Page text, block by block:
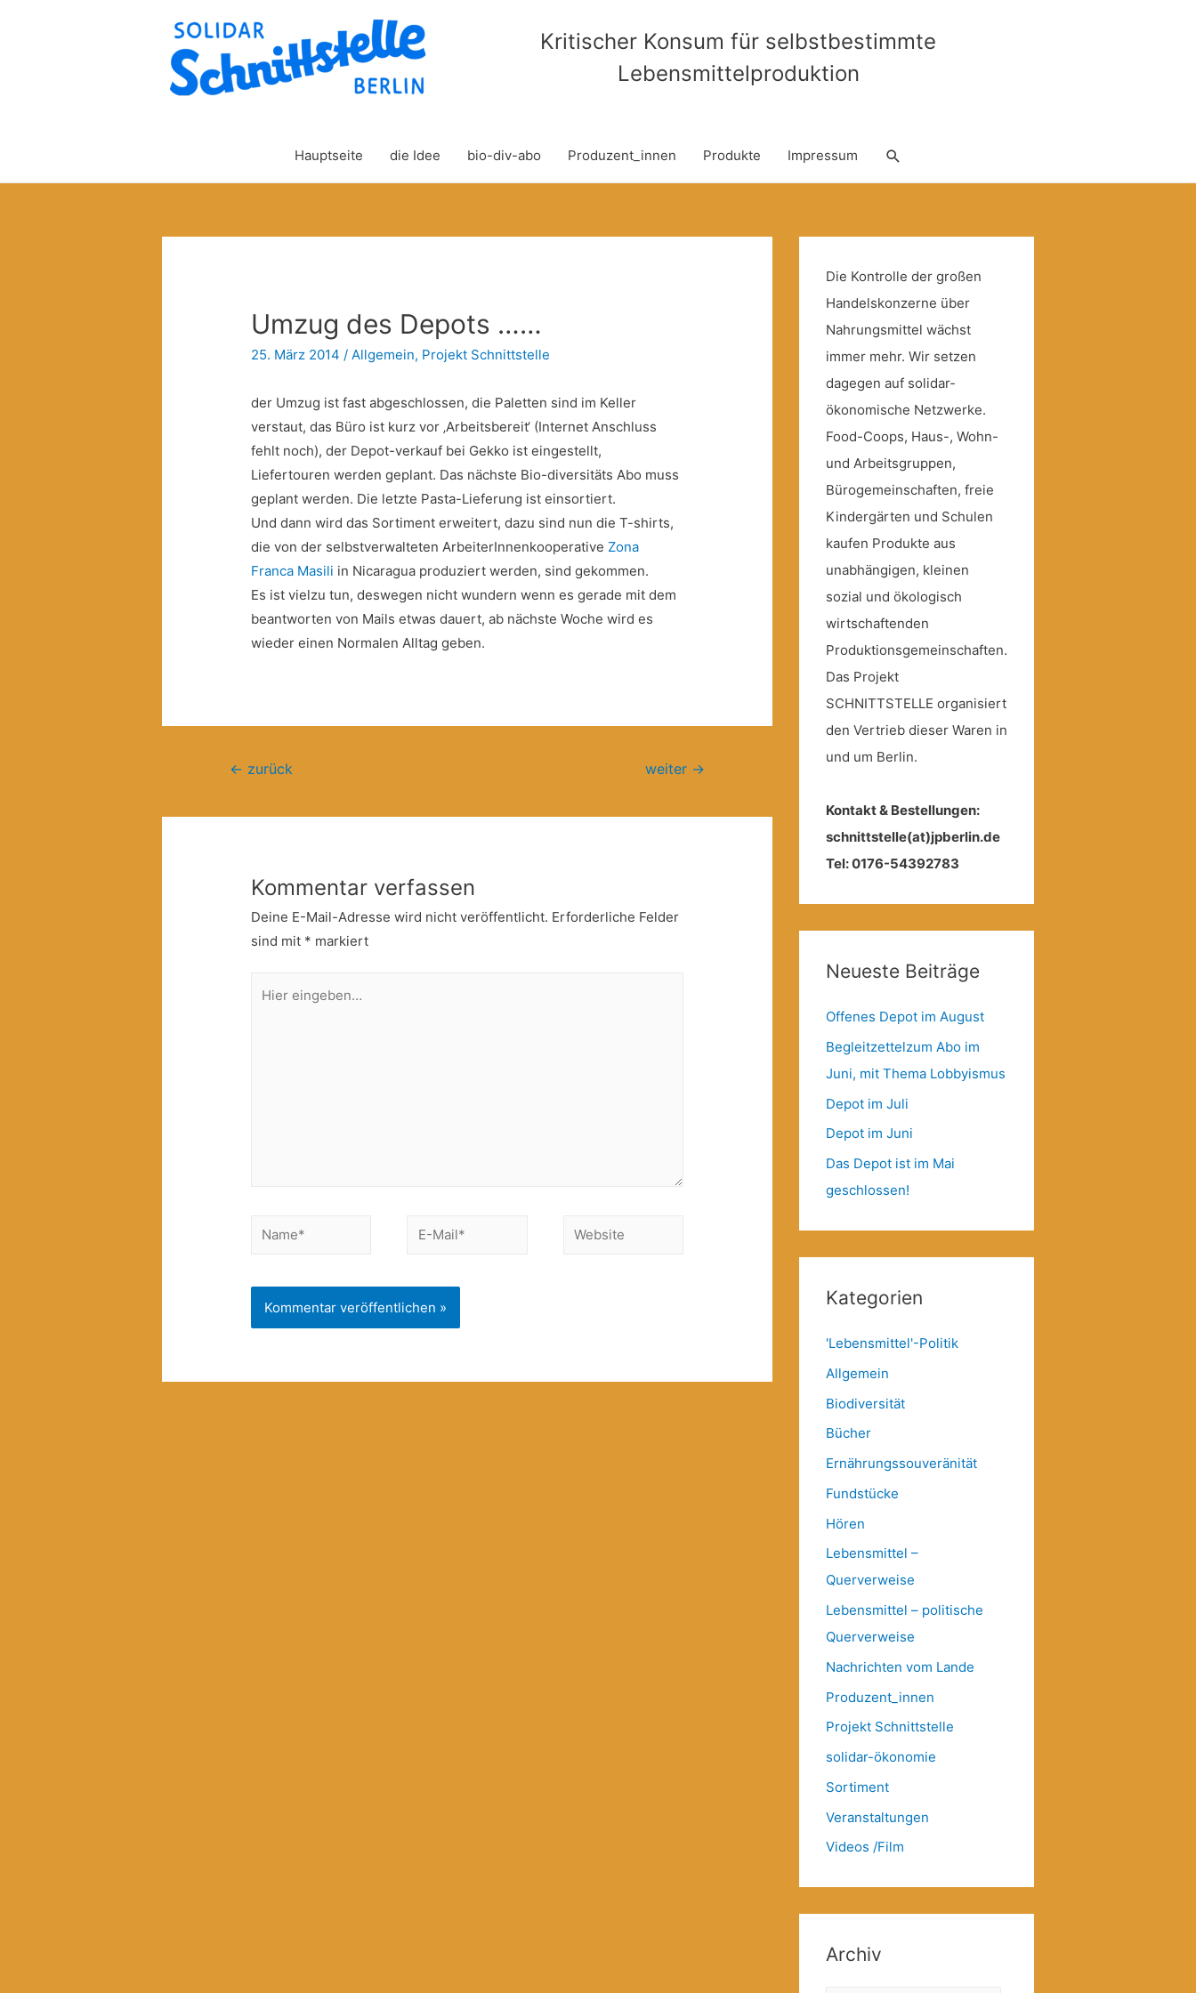
Kritischer Konsum für selbstbestimmte
Lebensmittelproduktion
Hauptseite die Idee bio-div-abo Produzent_innen Produkte Impressum Suche
Umzug des Depots ……
25. März 2014 /Allgemein, Projekt Schnittstelle
der Umzug ist fast abgeschlossen, die Paletten sind im Keller
verstaut, das Büro ist kurz vor ‚Arbeitsbereit‘ (Internet Anschluss
fehlt noch), der Depot-verkauf bei Gekko ist eingestellt,
Liefertouren werden geplant. Das nächste Bio-diversitäts Abo muss
geplant werden. Die letzte Pasta-Lieferung ist einsortiert.
Und dann wird das Sortiment erweitert, dazu sind nun die T-shirts,
die von der selbstverwalteten ArbeiterInnenkooperativeZona
Franca Masili in Nicaragua produziert werden, sind gekommen.
Es ist vielzu tun, deswegen nicht wundern wenn es gerade mit dem
beantworten von Mails etwas dauert, ab nächste Woche wird es
wieder einen Normalen Alltag geben.
Beitragsnavigation
← zurück weiter →
Kommentar verfassen
Deine E-Mail-Adresse wird nicht veröffentlicht. Erforderliche Felder
sind mit * markiert
eingeben…
Name*
E-
Website
Die Kontrolle der großen
Handelskonzerne über
Nahrungsmittel wächst
immer mehr. Wir setzen
dagegen auf solidar-
ökonomische Netzwerke.
Food-Coops, Haus-, Wohn-
und Arbeitsgruppen,
Bürogemeinschaften, freie
Kindergärten und Schulen
kaufen Produkte aus
unabhängigen, kleinen
sozial und ökologisch
wirtschaftenden
Produktionsgemeinschaften.
Das Projekt
SCHNITTSTELLE organisiert
den Vertrieb dieser Waren in
und um Berlin.
Kontakt & Bestellungen:
schnittstelle(at)jpberlin.de
Tel: 0176-54392783
Neueste Beiträge
Offenes Depot im August
Begleitzettelzum Abo im
Juni, mit Thema Lobbyismus
Depot im Juli
Depot im Juni
Das Depot ist im Mai
geschlossen!
Kategorien
'Lebensmittel'-Politik
Allgemein
Biodiversität
Bücher
Ernährungssouveränität
Fundstücke
Hören
Lebensmittel –
Querverweise
Lebensmittel – politische
Querverweise
Nachrichten vom Lande
Produzent_innen
Projekt Schnittstelle
solidar-ökonomie
Sortiment
Veranstaltungen
Videos /Film
Archiv